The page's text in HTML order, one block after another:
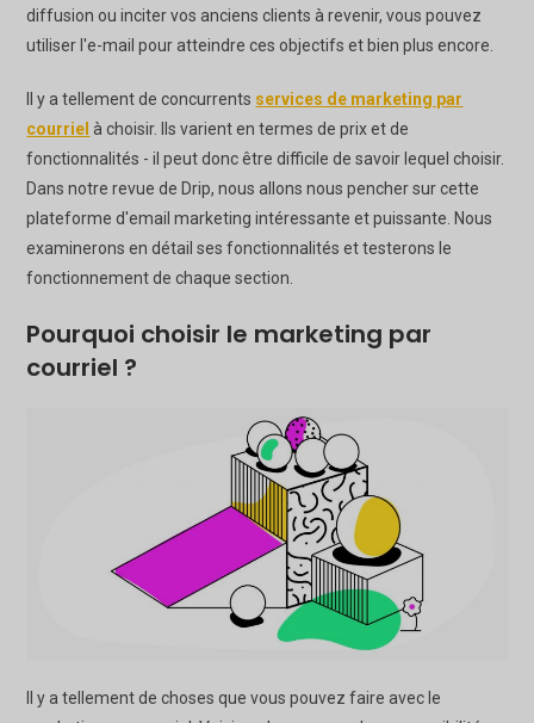
diffusion ou inciter vos anciens clients à revenir, vous pouvez
utiliser l'e-mail pour atteindre ces objectifs et bien plus encore.
Il y a tellement de concurrents services de marketing par
courriel à choisir. Ils varient en termes de prix et de
fonctionnalités - il peut donc être difficile de savoir lequel choisir.
Dans notre revue de Drip, nous allons nous pencher sur cette
plateforme d'email marketing intéressante et puissante. Nous
examinerons en détail ses fonctionnalités et testerons le
fonctionnement de chaque section.
Pourquoi choisir le marketing par
courriel ?
Il y a tellement de choses que vous pouvez faire avec le